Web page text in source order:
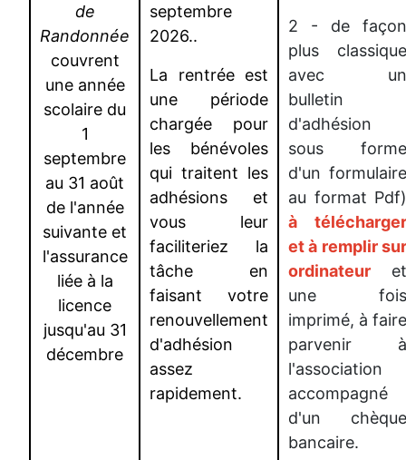
de
Randonnée
couvrent
une année
scolaire du
1
septembre
au 31 août
de l'année
suivante et
l'assurance
liée à la
licence
jusqu'au 31
décembre
septembre
2026..
La rentrée est
une période
chargée pour
les bénévoles
qui traitent les
adhésions et
vous leur
faciliteriez la
tâche en
faisant votre
renouvellement
d'adhésion
assez
rapidement.
2 - de façon
plus classique
avec un
bulletin
d'adhésion
sous forme
d'un formulaire
au format Pdf)
à télécharger
et à remplir sur
ordinateur et
une fois
imprimé, à faire
parvenir à
l'association
accompagné
d'un chèque
bancaire.